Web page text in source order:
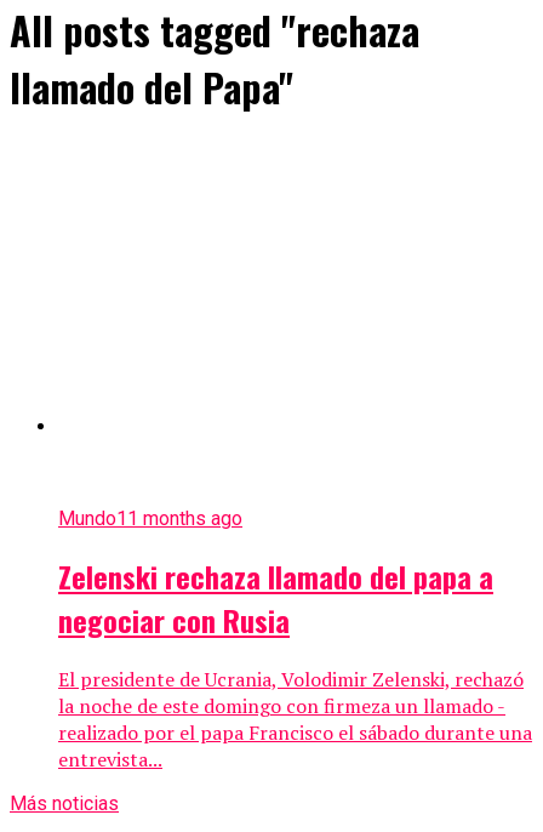
All posts tagged "rechaza
llamado del Papa"
Mundo11 months ago
Zelenski rechaza llamado del papa a
negociar con Rusia
El presidente de Ucrania, Volodimir Zelenski, rechazó
la noche de este domingo con firmeza un llamado -
realizado por el papa Francisco el sábado durante una
entrevista...
Más noticias